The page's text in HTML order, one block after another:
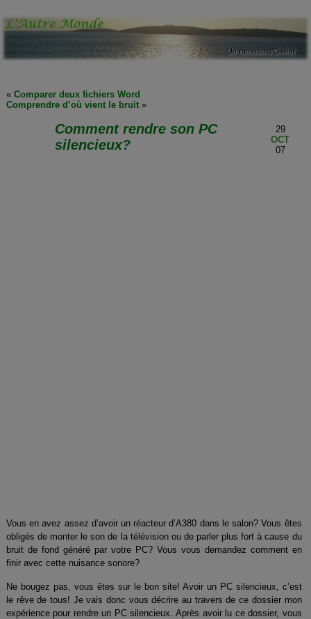
« Comparer deux fichiers Word
Comprendre d’où vient le bruit»
29
OCT
07
Comment rendre son PC
silencieux?
Vous en avez assez d’avoir un réacteur d’A380 dans le salon? Vous êtes
obligés de monter le son de la télévision ou de parler plus fort à cause du
bruit de fond généré par votre PC? Vous vous demandez comment en
finir avec cette nuisance sonore?
Ne bougez pas, vous êtes sur le bon site! Avoir un PC silencieux, c’est
le rêve de tous! Je vais donc vous décrire au travers de ce dossier mon
expérience pour rendre un PC silencieux. Après avoir lu ce dossier, vous